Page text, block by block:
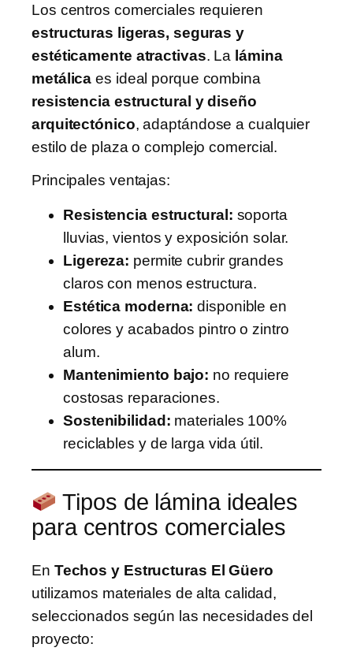
Los centros comerciales requieren
estructuras ligeras, seguras y
estéticamente atractivas. La lámina
metálica es ideal porque combina
resistencia estructural y diseño
arquitectónico, adaptándose a cualquier
estilo de plaza o complejo comercial.
Principales ventajas:
Resistencia estructural: soporta
lluvias, vientos y exposición solar.
Ligereza: permite cubrir grandes
claros con menos estructura.
Estética moderna: disponible en
colores y acabados pintro o zintro
alum.
Mantenimiento bajo: no requiere
costosas reparaciones.
Sostenibilidad: materiales 100%
reciclables y de larga vida útil.
Tipos de lámina ideales
para centros comerciales
En Techos y Estructuras El Güero
utilizamos materiales de alta calidad,
seleccionados según las necesidades del
proyecto: